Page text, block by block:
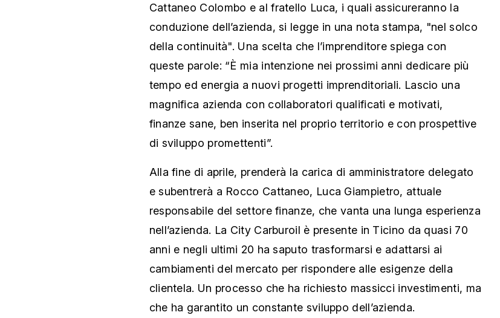
Cattaneo Colombo e al fratello Luca, i quali assicureranno la
conduzione dell’azienda, si legge in una nota stampa, "nel solco
della continuità". Una scelta che l’imprenditore spiega con
queste parole: “È mia intenzione nei prossimi anni dedicare più
tempo ed energia a nuovi progetti imprenditoriali. Lascio una
magnifica azienda con collaboratori qualificati e motivati,
finanze sane, ben inserita nel proprio territorio e con prospettive
di sviluppo promettenti”.
Alla fine di aprile, prenderà la carica di amministratore delegato
e subentrerà a Rocco Cattaneo, Luca Giampietro, attuale
responsabile del settore finanze, che vanta una lunga esperienza
nell’azienda. La City Carburoil è presente in Ticino da quasi 70
anni e negli ultimi 20 ha saputo trasformarsi e adattarsi ai
cambiamenti del mercato per rispondere alle esigenze della
clientela. Un processo che ha richiesto massicci investimenti, ma
che ha garantito un constante sviluppo dell’azienda.